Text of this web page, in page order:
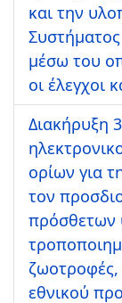
και την
Συστήματος
μέσω του
οι έλεγχοι
Διακήρυξη
ορίων για
τον
πρόσθετων
ζωοτροφές,
εθνικού